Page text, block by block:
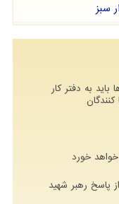
سبز
باید به دفتر کار
خورد
رهبر شهید